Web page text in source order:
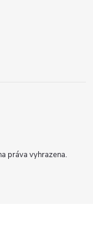
práva vyhrazena.